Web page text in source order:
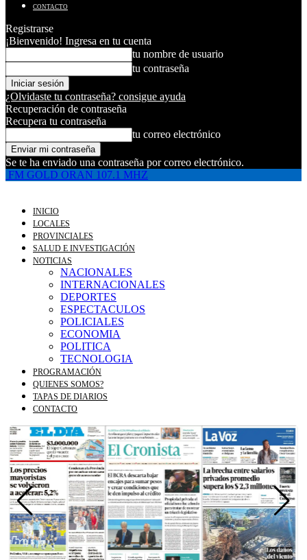
CONTACTO
Registrarse
¡Bienvenido! Ingresa en tu cuenta
tu nombre de usuario
tu contraseña
¿Olvidaste tu contraseña? consigue ayuda
Recuperación de contraseña
Recupera tu contraseña
tu correo electrónico
Se te ha enviado una contraseña por correo electrónico.
FM GOLD ORAN 107.1 MHZ
INICIO
LOCALES
PROVINCIALES
SALUD E INVESTIGACIÓN
NOTICIAS
NACIONALES
INTERNACIONALES
DEPORTES
ESPECTACULOS
POLICIALES
ECONOMIA
POLITICA
TECNOLOGIA
PROGRAMACIÓN
QUIENES SOMOS?
TAPAS DE DIARIOS
CONTACTO